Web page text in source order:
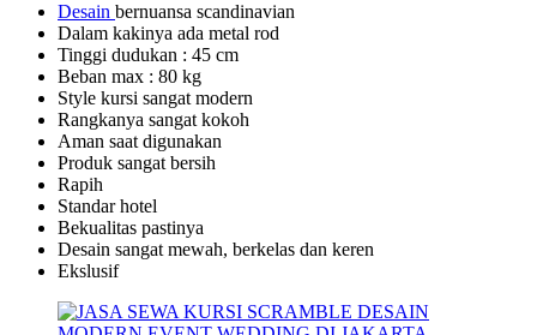
Desain bernuansa scandinavian
Dalam kakinya ada metal rod
Tinggi dudukan : 45 cm
Beban max : 80 kg
Style kursi sangat modern
Rangkanya sangat kokoh
Aman saat digunakan
Produk sangat bersih
Rapih
Standar hotel
Bekualitas pastinya
Desain sangat mewah, berkelas dan keren
Ekslusif